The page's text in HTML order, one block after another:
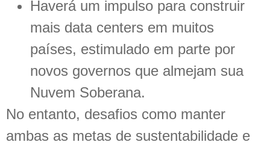
Haverá um impulso para construir
mais data centers em muitos
países, estimulado em parte por
novos governos que almejam sua
Nuvem Soberana.
No entanto, desafios como manter
ambas as metas de sustentabilidade e